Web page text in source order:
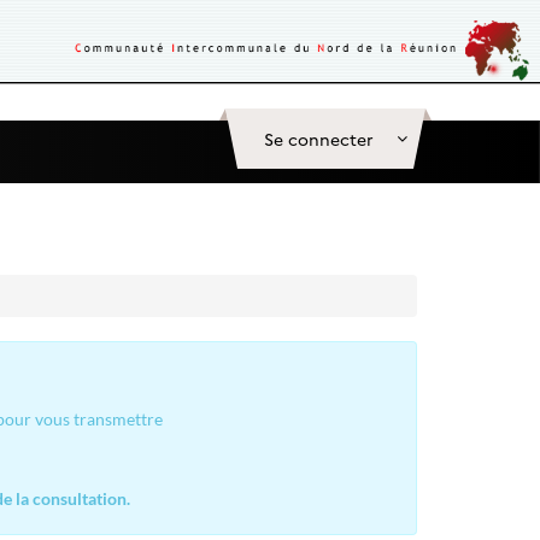
Se connecter
vous transmettre
la consultation.